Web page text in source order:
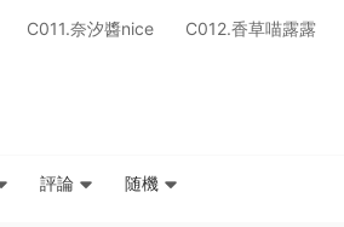
C011.奈汐醬nice C012.香草喵露露
評論 随機